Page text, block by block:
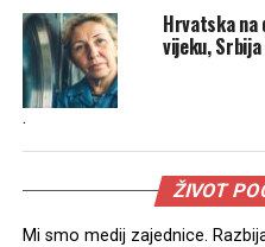
Hrvatska na
vijeku,
.
ŽIVOT
Mi smo medij zajednice.